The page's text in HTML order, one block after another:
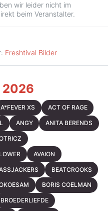
2026
A*FEVER XS ACT OF RAGE
ANGY ANITA BERENDS
AVAION
BEATCROOKS
BORIS COELMAN
BROEDERLIEFDE
wir leider nicht im
beim Veranstalter.
Freshtival Bilder